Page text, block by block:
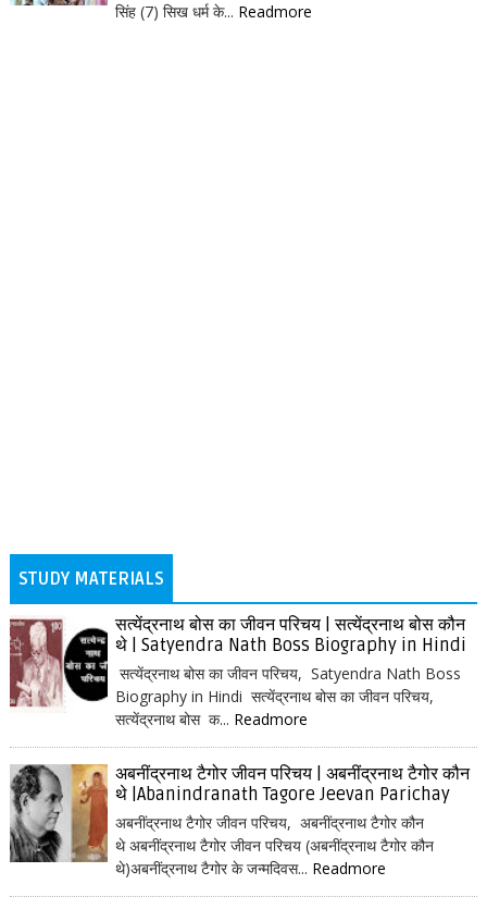
सिंह (7) सिख धर्म के... Readmore
STUDY MATERIALS
सत्येंद्रनाथ बोस का जीवन परिचय | सत्येंद्रनाथ बोस कौन
थे | Satyendra Nath Boss Biography in Hindi
सत्येंद्रनाथ बोस का जीवन परिचय, Satyendra Nath Boss
Biography in Hindi सत्येंद्रनाथ बोस का जीवन परिचय,
सत्येंद्रनाथ बोस क... Readmore
अबनींद्रनाथ टैगोर जीवन परिचय | अबनींद्रनाथ टैगोर कौन
थे |Abanindranath Tagore Jeevan Parichay
अबनींद्रनाथ टैगोर जीवन परिचय, अबनींद्रनाथ टैगोर कौन
थे अबनींद्रनाथ टैगोर जीवन परिचय (अबनींद्रनाथ टैगोर कौन
थे)अबनींद्रनाथ टैगोर के जन्मदिवस... Readmore